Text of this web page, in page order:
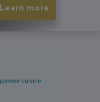
Learn more
cuisine